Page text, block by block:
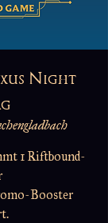
Night
1 Riftbound-
Booster